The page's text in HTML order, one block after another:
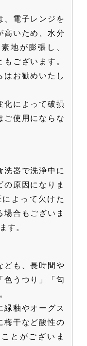
、電子レンジを
高いため、水分
地が膨張し、
ございます。
はお勧めいたし
化によって破損
ご使用にならな
洗器で洗浄中に
原因になりま
よって欠けた
場合もございま
す。
ども、長時間や
色うつり」「匂
緑釉やオーグス
梅干など酸性の
とがございま